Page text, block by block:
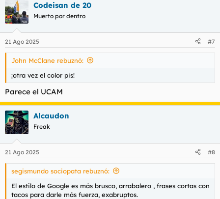
Codeisan de 20
Muerto por dentro
21 Ago 2025 #7
John McClane rebuznó:
¡otra vez el color pis!
Parece el UCAM
Alcaudon
Freak
21 Ago 2025 #8
segismundo sociopata rebuznó:
El estilo de Google es más brusco, arrabalero , frases cortas con
tacos para darle más fuerza, exabruptos.